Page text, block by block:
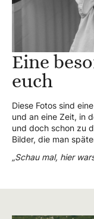
Eine
euch
Diese Fotos sind
und an eine Zeit, in
und doch schon zu
Bilder, die man
„Schau mal, hier